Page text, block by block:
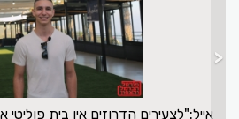
אייל:"לצעירים הדרוזים אין בית פוליטי
<